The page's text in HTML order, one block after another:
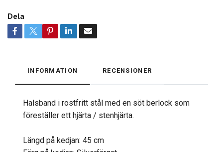
Dela
INFORMATION RECENSIONER
Halsband i rostfritt stål med en söt berlock som
föreställer ett hjärta / stenhjärta.
Längd på kedjan: 45 cm